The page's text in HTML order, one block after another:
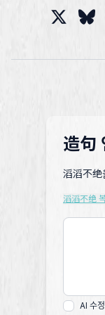
造句
滔滔不绝
滔滔不绝
AI 수